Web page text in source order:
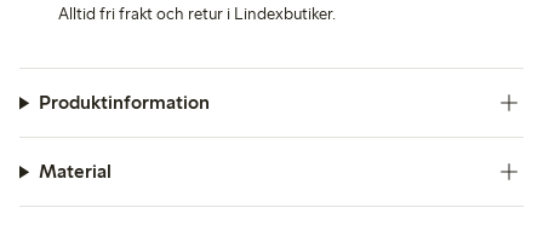
Alltid fri frakt och retur i Lindexbutiker.
Produktinformation
Material